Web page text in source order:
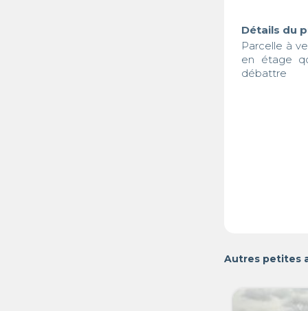
Détails du
Parcelle à
en étage
débattre
Autres petites